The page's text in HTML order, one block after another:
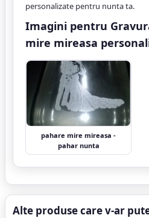
personalizate pentru nunta ta.
Imagini pentru
mire mireasa
pahare mire mireasa -
pahar nunta
Alte produse care v-ar